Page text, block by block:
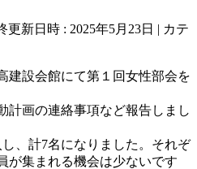
更新日時 : 2025年5月23日
カテ
建設会館にて第１回女性部会を
計画の連絡事項など報告しまし
、計7名になりました。それぞ
が集まれる機会は少ないです